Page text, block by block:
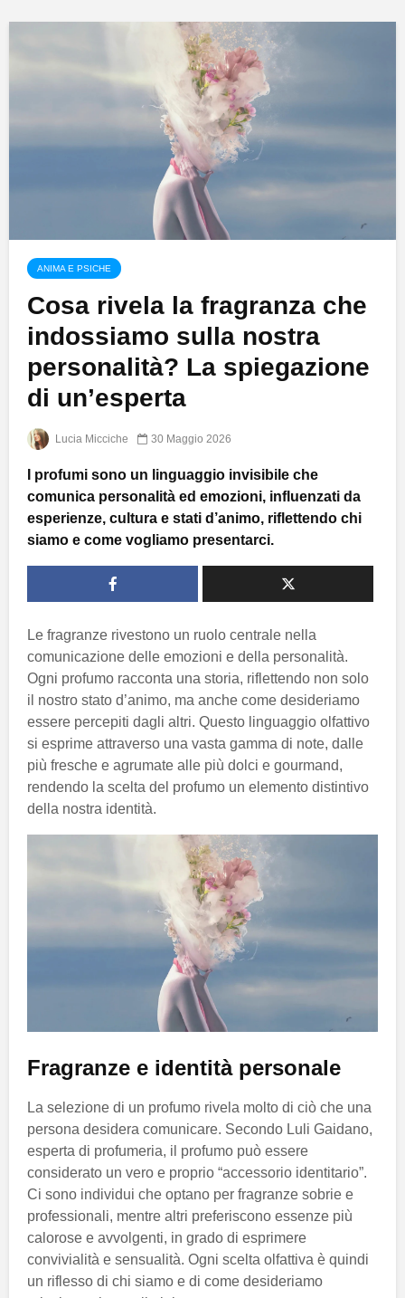
ANIMA E PSICHE
Cosa rivela la fragranza che
indossiamo sulla nostra
personalità? La spiegazione
di un’esperta
Lucia Micciche 30 Maggio 2026
I profumi sono un linguaggio invisibile che
comunica personalità ed emozioni, influenzati da
esperienze, cultura e stati d’animo, riflettendo chi
siamo e come vogliamo presentarci.
Le fragranze rivestono un ruolo centrale nella
comunicazione delle emozioni e della personalità.
Ogni profumo racconta una storia, riflettendo non solo
il nostro stato d’animo, ma anche come desideriamo
essere percepiti dagli altri. Questo linguaggio olfattivo
si esprime attraverso una vasta gamma di note, dalle
più fresche e agrumate alle più dolci e gourmand,
rendendo la scelta del profumo un elemento distintivo
della nostra identità.
Fragranze e identità personale
La selezione di un profumo rivela molto di ciò che una
persona desidera comunicare. Secondo Luli Gaidano,
esperta di profumeria, il profumo può essere
considerato un vero e proprio “accessorio identitario”.
Ci sono individui che optano per fragranze sobrie e
professionali, mentre altri preferiscono essenze più
calorose e avvolgenti, in grado di esprimere
convivialità e sensualità. Ogni scelta olfattiva è quindi
un riflesso di chi siamo e di come desideriamo